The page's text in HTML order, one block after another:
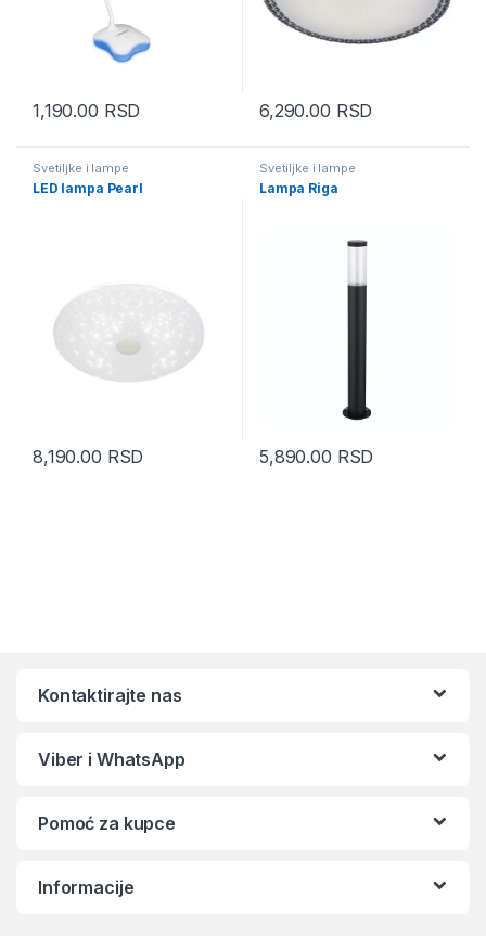
1,190.00 RSD 6,290.00 RSD
Svetiljke i lampe
LED lampa Pearl
8,190.00 RSD
Svetiljke i lampe
Lampa Riga
5,890.00 RSD
Kontaktirajte nas
Viber i WhatsApp
Pomoć za kupce
Informacije